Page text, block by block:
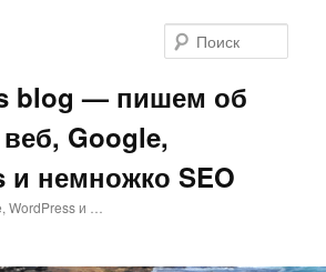
blog — пишем об
Google,
и немножко SEO
и …